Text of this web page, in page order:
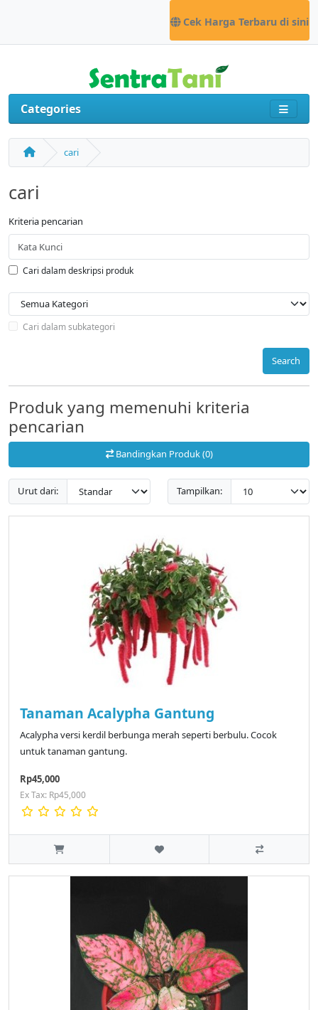
Cek Harga Terbaru di sini
Categories
cari
cari
Kriteria pencarian
Cari dalam deskripsi produk
Cari dalam subkategori
Search
Produk yang memenuhi kriteria
pencarian
Bandingkan Produk (0)
Urut dari: Tampilkan:
Tanaman Acalypha Gantung
Acalypha versi kerdil berbunga merah seperti berbulu. Cocok
untuk tanaman gantung.
Rp45,000
Ex Tax: Rp45,000